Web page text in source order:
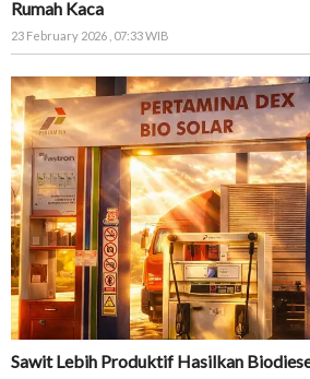
Rumah Kaca
23 February 2026 , 07:33 WIB
Sawit Lebih Produktif Hasilkan